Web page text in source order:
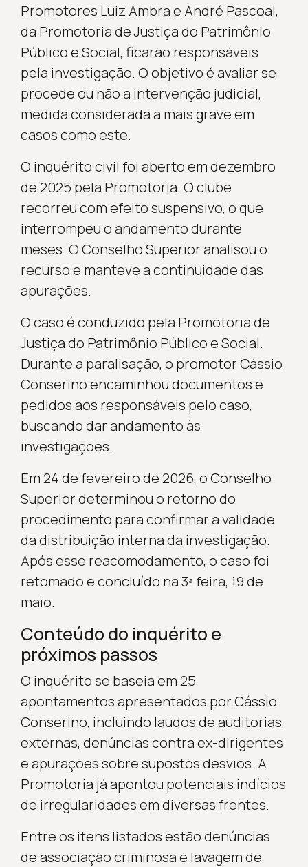
Promotores Luiz Ambra e André Pascoal,
da Promotoria de Justiça do Patrimônio
Público e Social, ficarão responsáveis
pela investigação. O objetivo é avaliar se
procede ou não a intervenção judicial,
medida considerada a mais grave em
casos como este.
O inquérito civil foi aberto em dezembro
de 2025 pela Promotoria. O clube
recorreu com efeito suspensivo, o que
interrompeu o andamento durante
meses. O Conselho Superior analisou o
recurso e manteve a continuidade das
apurações.
O caso é conduzido pela Promotoria de
Justiça do Patrimônio Público e Social.
Durante a paralisação, o promotor Cássio
Conserino encaminhou documentos e
pedidos aos responsáveis pelo caso,
buscando dar andamento às
investigações.
Em 24 de fevereiro de 2026, o Conselho
Superior determinou o retorno do
procedimento para confirmar a validade
da distribuição interna da investigação.
Após esse reacomodamento, o caso foi
retomado e concluído na 3ª feira, 19 de
maio.
Conteúdo do inquérito e
próximos passos
O inquérito se baseia em 25
apontamentos apresentados por Cássio
Conserino, incluindo laudos de auditorias
externas, denúncias contra ex-dirigentes
e apurações sobre supostos desvios. A
Promotoria já apontou potenciais indícios
de irregularidades em diversas frentes.
Entre os itens listados estão denúncias
de associação criminosa e lavagem de